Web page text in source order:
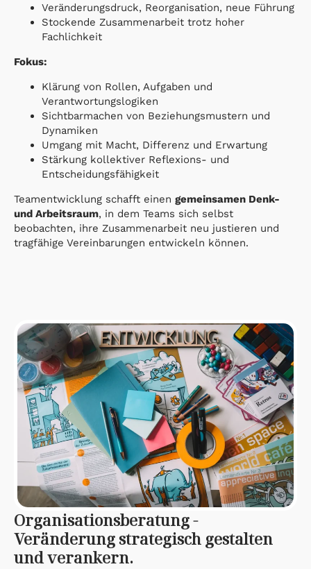
Veränderungsdruck, Reorganisation, neue Führung
Stockende Zusammenarbeit trotz hoher
Fachlichkeit
Fokus:
Klärung von Rollen, Aufgaben und
Verantwortungslogiken
Sichtbarmachen von Beziehungsmustern und
Dynamiken
Umgang mit Macht, Differenz und Erwartung
Stärkung kollektiver Reflexions- und
Entscheidungsfähigkeit
Teamentwicklung schafft einen gemeinsamen Denk-
und Arbeitsraum, in dem Teams sich selbst
beobachten, ihre Zusammenarbeit neu justieren und
tragfähige Vereinbarungen entwickeln können.
Organisationsberatung -
Veränderung strategisch gestalten
und verankern.